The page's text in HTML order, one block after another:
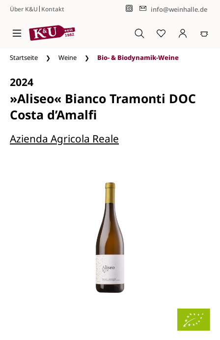
Zum Hauptinhalt springen
Über K&U| Kontakt info@weinhalle.de
Startseite Weine Bio- & Biodynamik-Weine
2024
»Aliseo« Bianco Tramonti DOC
Costa d’Amalfi
Azienda Agricola Reale